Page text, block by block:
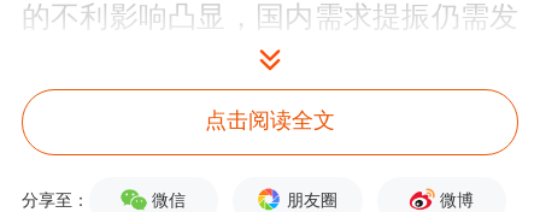
的不利影响凸显，国内需求提振仍需发
力，产业结构转型升级已进入深水区，
我国经济增长将面临不小的压力。
连平认为，2025年，制造业和基建投资
点击阅读全文
分享至： 微信 朋友圈 微博